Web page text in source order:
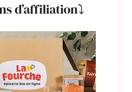
d’affiliation⤵️